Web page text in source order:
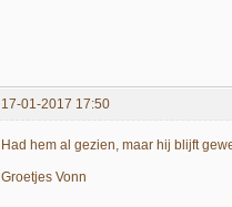
17-01-2017 17:50
Had hem al gezien, maar hij blijft
Groetjes Vonn